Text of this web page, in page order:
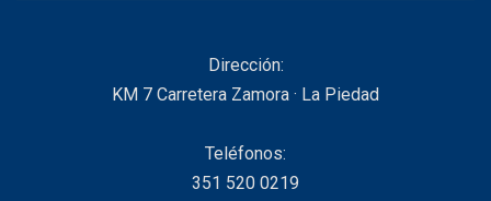
Dirección:
KM 7 Carretera Zamora · La Piedad
Teléfonos:
351 520 0219